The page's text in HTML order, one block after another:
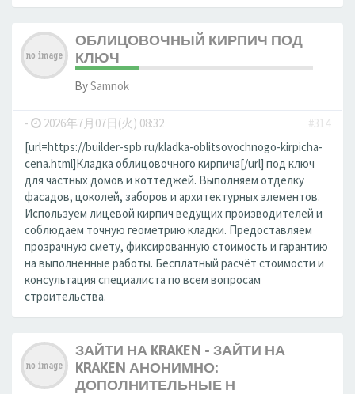
ОБЛИЦОВОЧНЫЙ КИРПИЧ ПОД
КЛЮЧ
BySamnok
- 2026年7月07日(火) 08:32
#314
[url=https://builder-spb.ru/kladka-oblitsovochnogo-kirpicha-
cena.html]Кладка облицовочного кирпича[/url] под ключ
для частных домов и коттеджей. Выполняем отделку
фасадов, цоколей, заборов и архитектурных элементов.
Используем лицевой кирпич ведущих производителей и
соблюдаем точную геометрию кладки. Предоставляем
прозрачную смету, фиксированную стоимость и гарантию
на выполненные работы. Бесплатный расчёт стоимости и
консультация специалиста по всем вопросам
строительства.
ЗАЙТИ НА KRAKEN - ЗАЙТИ НА
KRAKEN АНОНИМНО:
ДОПОЛНИТЕЛЬНЫЕ Н